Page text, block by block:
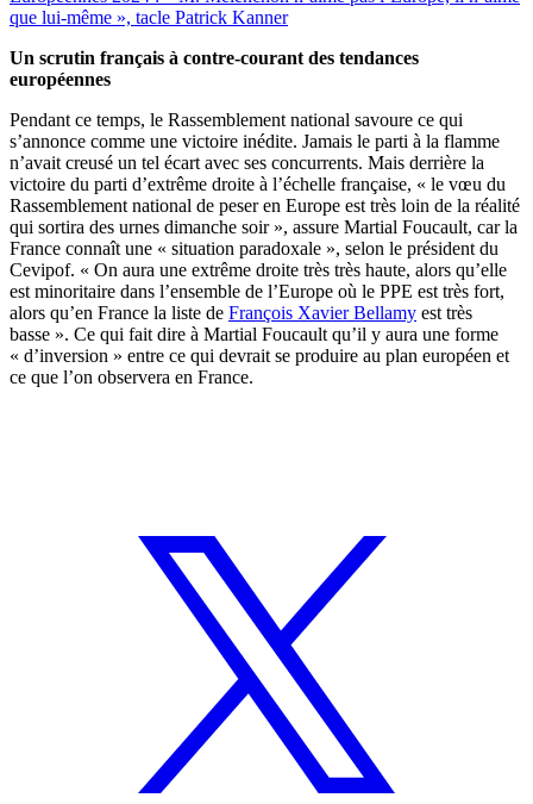
que lui-même », tacle Patrick Kanner
Un scrutin français à contre-courant des tendances
européennes
Pendant ce temps, le Rassemblement national savoure ce qui
s’annonce comme une victoire inédite. Jamais le parti à la flamme
n’avait creusé un tel écart avec ses concurrents. Mais derrière la
victoire du parti d’extrême droite à l’échelle française, « le vœu du
Rassemblement national de peser en Europe est très loin de la réalité
qui sortira des urnes dimanche soir », assure Martial Foucault, car la
France connaît une « situation paradoxale », selon le président du
Cevipof. « On aura une extrême droite très très haute, alors qu’elle
est minoritaire dans l’ensemble de l’Europe où le PPE est très fort,
alors qu’en France la liste de François Xavier Bellamy est très
basse ». Ce qui fait dire à Martial Foucault qu’il y aura une forme
« d’inversion » entre ce qui devrait se produire au plan européen et
ce que l’on observera en France.